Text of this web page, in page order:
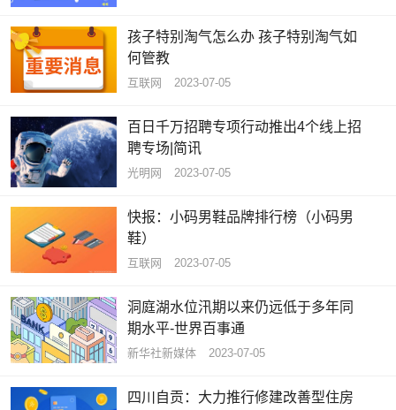
孩子特别淘气怎么办 孩子特别淘气如
何管教
互联网 2023-07-05
百日千万招聘专项行动推出4个线上招
聘专场|简讯
光明网 2023-07-05
快报：小码男鞋品牌排行榜（小码男
鞋）
互联网 2023-07-05
洞庭湖水位汛期以来仍远低于多年同
期水平-世界百事通
新华社新媒体 2023-07-05
四川自贡：大力推行修建改善型住房